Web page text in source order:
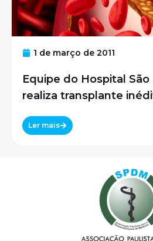
1 de março de 2011
Equipe do Hospital São
realiza transplante
Ler mais